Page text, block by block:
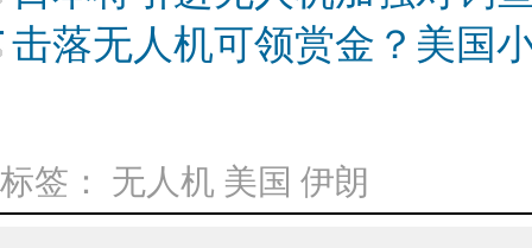
击落无人机可领赏金？美国
标签： 无人机 美国 伊朗